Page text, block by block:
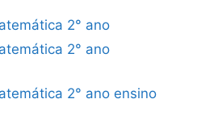
2° ano
2° ano
2° ano ensino